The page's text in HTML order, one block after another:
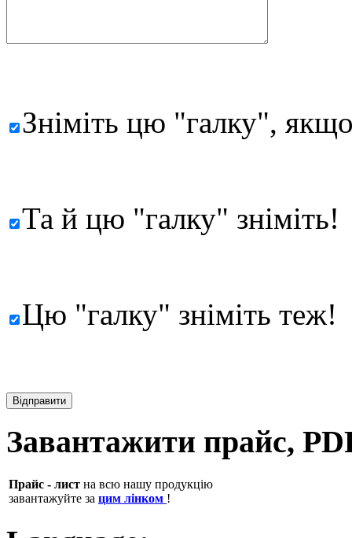
Зніміть цю "галку",
Та й цю "галку" зніміть!
Цю "галку" зніміть теж!
Завантажити прайс,
Прайс - лист на всю нашу продукцію
завантажуйте за цим лінком !